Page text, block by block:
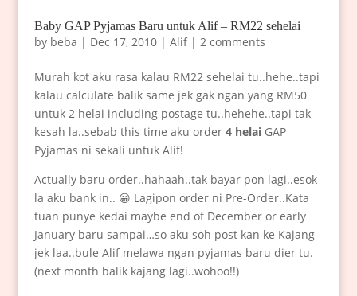
Baby GAP Pyjamas Baru untuk Alif – RM22 sehelai
by beba | Dec 17, 2010| Alif| 2 comments
Murah kot aku rasa kalau RM22 sehelai tu..hehe..tapi
kalau calculate balik same jek gak ngan yang RM50
untuk 2 helai including postage tu..hehehe..tapi tak
kesah la..sebab this time aku order 4 helaiGAP
Pyjamas ni sekali untuk Alif!
Actually baru order..hahaah..tak bayar pon lagi..esok
la aku bank in.. 😀 Lagipon order ni Pre-Order..Kata
tuan punye kedai maybe end of December or early
January baru sampai…so aku soh post kan ke Kajang
jek laa..bule Alif melawa ngan pyjamas baru dier tu.
(next month balik kajang lagi..wohoo!!)